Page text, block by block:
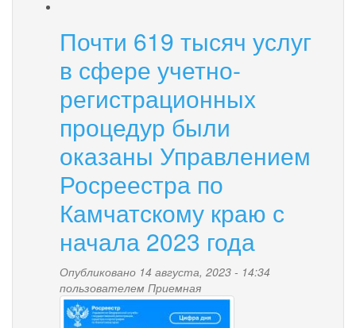
ТОЛЬКО
ПРОМЫСЛОВЫЕ
Почти 619 тысяч услуг
в сфере учетно-
регистрационных
процедур были
оказаны Управлением
Росреестра по
Камчатскому краю с
начала 2023 года
Опубликовано 14 августа, 2023 - 14:34
пользователем Приемная
cifra_dnya1.jpg